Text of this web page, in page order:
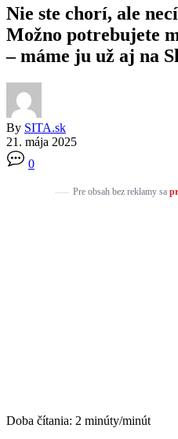
Nie ste chorí, ale
Možno potrebujete
– máme ju už aj na
By SITA.sk
21. mája 2025
0
Pre obsah bez reklamy sa
Doba čítania: 2 minúty/minút